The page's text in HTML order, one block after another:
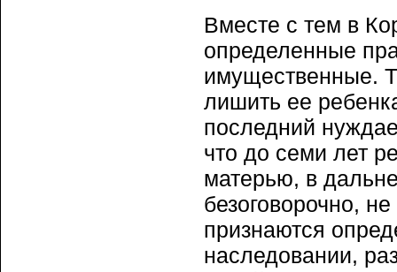
Вместе с тем в
определенные
имущественные.
лишить ее
последний
что до семи лет
матерью, в
безоговорочно,
признаются
наследовании,